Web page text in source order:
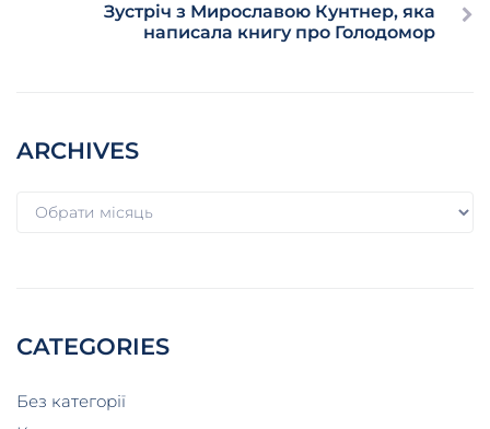
Зустріч з Мирославою Кунтнер, яка
написала книгу про Голодомор
ARCHIVES
CATEGORIES
Без категорії